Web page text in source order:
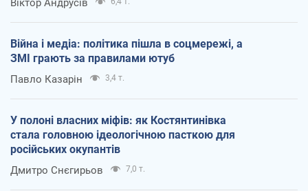
Віктор Андрусів
Війна і медіа: політика пішла в соцмережі, а
ЗМІ грають за правилами ютуб
Павло Казарін 3,4 т.
У полоні власних міфів: як Костянтинівка
стала головною ідеологічною пасткою для
російських окупантів
Дмитро Снєгирьов 7,0 т.